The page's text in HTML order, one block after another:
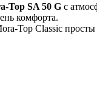
Top SA 50 G с
комфорта.
Top Classic